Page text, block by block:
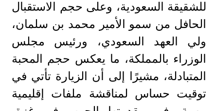
للشقيقة السعودية، وعلى حجم الاستقبال
الحافل من سمو الأمير محمد بن سلمان،
ولي العهد السعودي، ورئيس مجلس
الوزراء بالمملكة، ما يعكس حجم المحبة
المتبادلة، مشيرًا إلى أن الزيارة تأتي في
توقيت حساس لمناقشة ملفات إقليمية